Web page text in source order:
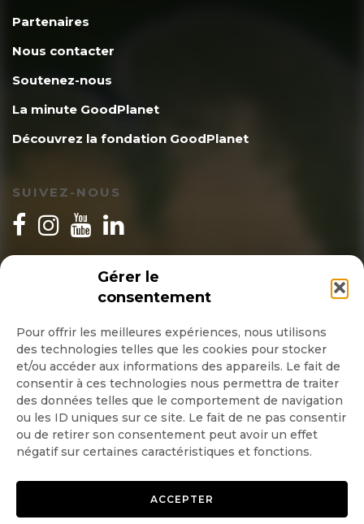
Gérer le
consentement
Pour offrir les meilleures expériences, nous utilisons
des technologies telles que les cookies pour stocker
et/ou accéder aux informations des appareils. Le fait de
consentir à ces technologies nous permettra de traiter
des données telles que le comportement de navigation
ou les ID uniques sur ce site. Le fait de ne pas consentir
ou de retirer son consentement peut avoir un effet
négatif sur certaines caractéristiques et fonctions.
ACCEPTER
Partenaires
Nous contacter
Soutenez-nous
La minute GoodPlanet
Découvrez la fondation GoodPlanet
SUIVEZ-NOUS
INSCRIPTION NEWSLETTER
Quotidienne
Hebdo
OK